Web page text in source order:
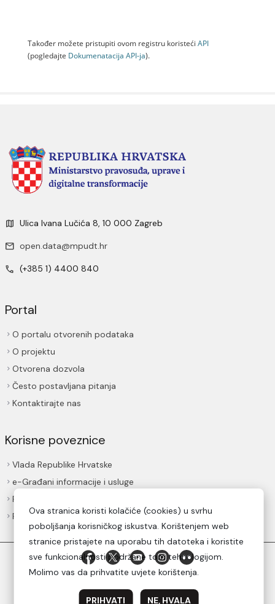
Također možete pristupiti ovom registru koristeći API
(pogledajte Dokumenаtаcijа API-jа).